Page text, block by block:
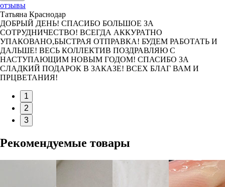
отзывы
Татьяна Краснодар
ДОБРЫЙ ДЕНЬ! СПАСИБО БОЛЬШОЕ ЗА
СОТРУДНИЧЕСТВО! ВСЕГДА АККУРАТНО
УПАКОВАНО,БЫСТРАЯ ОТПРАВКА! БУДЕМ РАБОТАТЬ И
ДАЛЬШЕ! ВЕСЬ КОЛЛЕКТИВ ПОЗДРАВЛЯЮ С
НАСТУПАЮЩИМ НОВЫМ ГОДОМ! СПАСИБО ЗА
СЛАДКИЙ ПОДАРОК В ЗАКАЗЕ! ВСЕХ БЛАГ ВАМ И
ПРЦВЕТАНИЯ!
1
2
3
Рекомендуемые товары